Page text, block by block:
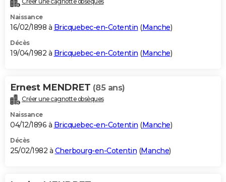
Naissance
16/02/1898 à Bricquebec-en-Cotentin (Manche)
Décès
19/04/1982 à Bricquebec-en-Cotentin (Manche)
Ernest MENDRET (85 ans)
Créer une cagnotte obsèques
Naissance
04/12/1896 à Bricquebec-en-Cotentin (Manche)
Décès
25/02/1982 à Cherbourg-en-Cotentin (Manche)